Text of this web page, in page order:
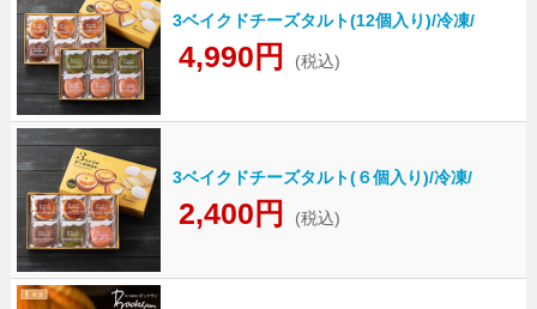
3ベイクドチーズタルト(12個入り)/冷凍/
4,990円 (税込)
3ベイクドチーズタルト(６個入り)/冷凍/
2,400円 (税込)